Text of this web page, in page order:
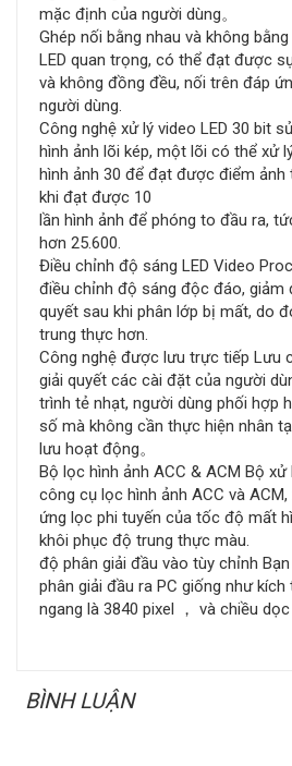
mặc định của người dùng。
Ghép nối bằng nhau và không
LED quan trọng, có thể đạt được
và không đồng đều, nối trên đáp
người dùng.
Công nghệ xử lý video LED 30 bit
hình ảnh lõi kép, một lõi có thể xử
hình ảnh 30 để đạt được điểm ảnh
khi đạt được 10
lần hình ảnh để phóng to đầu ra,
hơn 25.600.
Điều chỉnh độ sáng LED Video
điều chỉnh độ sáng độc đáo, giảm
quyết sau khi phân lớp bị mất, do
trung thực hơn.
Công nghệ được lưu trực tiếp Lưu
giải quyết các cài đặt của người
trình tẻ nhạt, người dùng phối hợp
số mà không cần thực hiện nhân
lưu hoạt động。
Bộ lọc hình ảnh ACC & ACM Bộ xử
công cụ lọc hình ảnh ACC và
ứng lọc phi tuyến của tốc độ mất
khôi phục độ trung thực màu.
độ phân giải đầu vào tùy chỉnh
phân giải đầu ra PC giống như kích
ngang là 3840 pixel ， và chiều dọc
BÌNH LUẬN